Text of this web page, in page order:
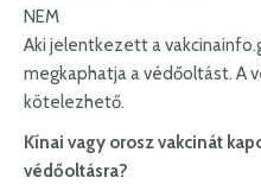
NEM
Aki jelentkezett a
megkaphatja a védőoltást. A
kötelezhető.
Kínai vagy orosz vakcinát
védőoltásra?